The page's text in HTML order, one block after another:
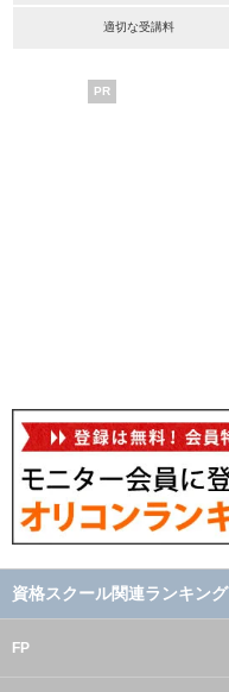
適切な受講料
PR
資格スクール関連ランキング
FP